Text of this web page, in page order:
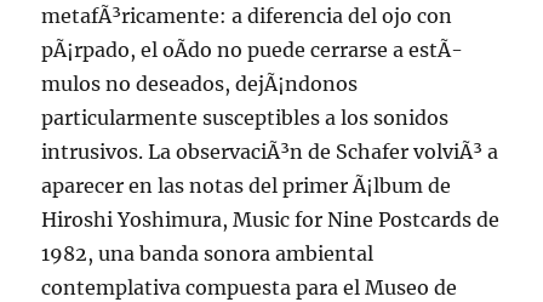
metafÃ³ricamente: a diferencia del ojo con
pÃ¡rpado, el oÃ­do no puede cerrarse a estÃ­
mulos no deseados, dejÃ¡ndonos
particularmente susceptibles a los sonidos
intrusivos. La observaciÃ³n de Schafer volviÃ³ a
aparecer en las notas del primer Ã¡lbum de
Hiroshi Yoshimura, Music for Nine Postcards de
1982, una banda sonora ambiental
contemplativa compuesta para el Museo de